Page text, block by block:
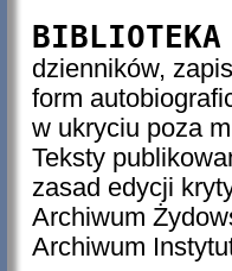
BIBLIOTEKA
dzienników,
form
w ukryciu poza
Teksty
zasad edycji
Archiwum
Archiwum